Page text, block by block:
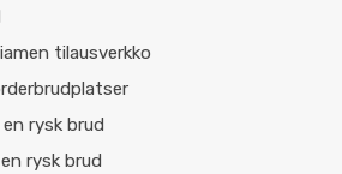
tilausverkko
rysk brud
rysk brud